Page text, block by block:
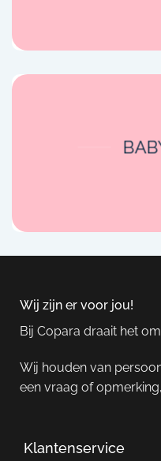
Wij zijn er voor jou!
Bij Copara draait het
Wij houden van
een vraag of
Klantenservice